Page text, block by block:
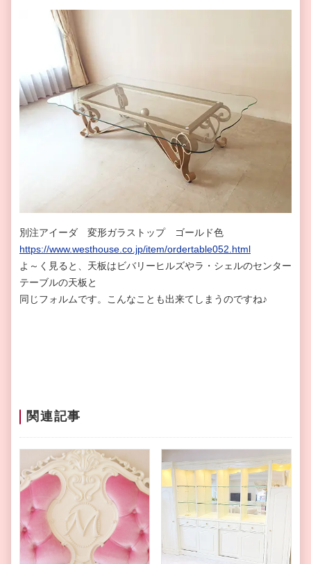
別注アイーダ 変形ガラストップ ゴールド色
https://www.westhouse.co.jp/item/ordertable052.html
よ～く見ると、天板はビバリーヒルズやラ・シェルのセンター
テーブルの天板と
同じフォルムです。こんなことも出来てしまうのですね♪
関連記事